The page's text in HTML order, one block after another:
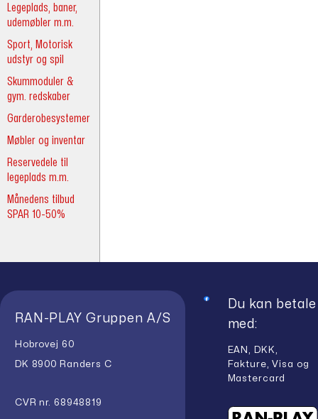
Legeplads, baner,
udemøbler m.m.
Sport, Motorisk
udstyr og spil
Skummoduler &
gym. redskaber
Garderobesystemer
Møbler og inventar
Reservedele til
legeplads m.m.
Månedens tilbud
SPAR 10-50%
RAN-PLAY Gruppen A/S
Hobrovej 60
DK 8900 Randers C
CVR nr. 68948819
Du kan betale
med:
EAN, DKK,
Fakture, Visa og
Mastercard